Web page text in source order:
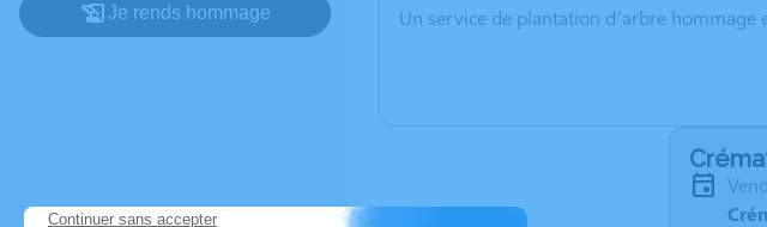
Je rends hommage Un service de plantation d’arbre hommage